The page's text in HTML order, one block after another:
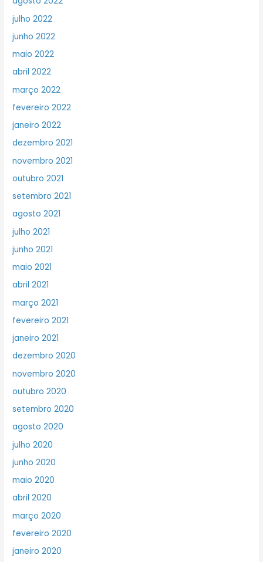
julho 2022
junho 2022
maio 2022
abril 2022
março 2022
fevereiro 2022
janeiro 2022
dezembro 2021
novembro 2021
outubro 2021
setembro 2021
agosto 2021
julho 2021
junho 2021
maio 2021
abril 2021
março 2021
fevereiro 2021
janeiro 2021
dezembro 2020
novembro 2020
outubro 2020
setembro 2020
agosto 2020
julho 2020
junho 2020
maio 2020
abril 2020
março 2020
fevereiro 2020
janeiro 2020